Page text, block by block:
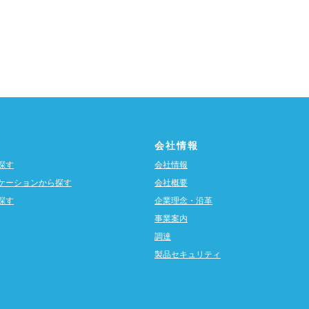
す
ーションから探す
す
会社情報
会社情報
会社概要
企業理念・沿革
事業案内
調達
製品セキュリティ